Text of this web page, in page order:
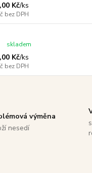
Kč/ks
bez DPH
Kč/ks
bez DPH
skladem
výměna
nesedí